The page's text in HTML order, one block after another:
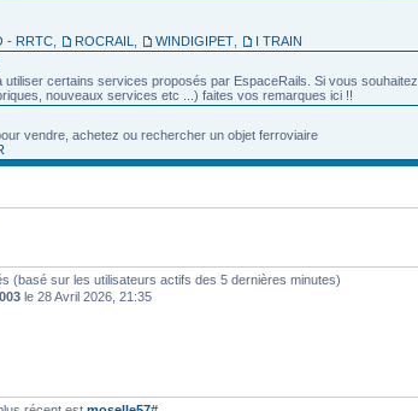
- RRTC ROCRAIL WINDIGIPET I TRAIN
certains services proposés par EspaceRails. Si vous souhaitez
nouveaux services etc ...) faites vos remarques ici !!
vendre, achetez ou rechercher un objet ferroviaire
(basé sur les utilisateurs actifs des 5 dernières minutes)
le 28 Avril 2026, 21:35